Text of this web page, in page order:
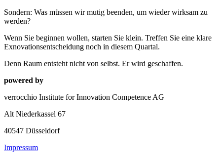
Sondern: Was müssen wir mutig beenden, um wieder wirksam zu
werden?
Wenn Sie beginnen wollen, starten Sie klein. Treffen Sie eine klare
Exnovationsentscheidung noch in diesem Quartal.
Denn Raum entsteht nicht von selbst. Er wird geschaffen.
powered by
verrocchio Institute for Innovation Competence AG
Alt Niederkassel 67
40547 Düsseldorf
Impressum